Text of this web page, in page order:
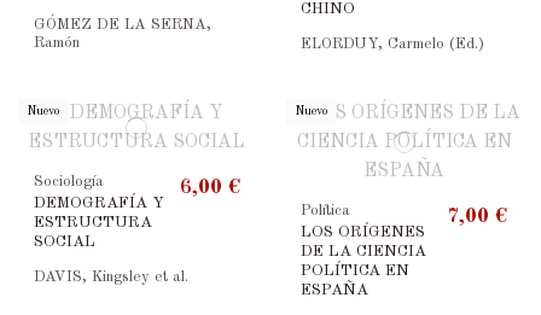
GÓMEZ DE LA SERNA,
Ramón
CHINO
ELORDUY, Carmelo (Ed.)
Nuevo
Sociología
DEMOGRAFÍA Y
ESTRUCTURA
SOCIAL
6,00 €
DAVIS, Kingsley et al.
Nuevo
Política
LOS ORÍGENES
DE LA CIENCIA
POLÍTICA EN
ESPAÑA
7,00 €